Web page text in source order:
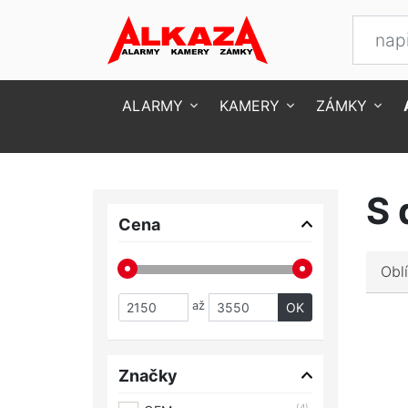
S
Cena
až OK
Značky
ALARMY KAMERY ZÁMKY